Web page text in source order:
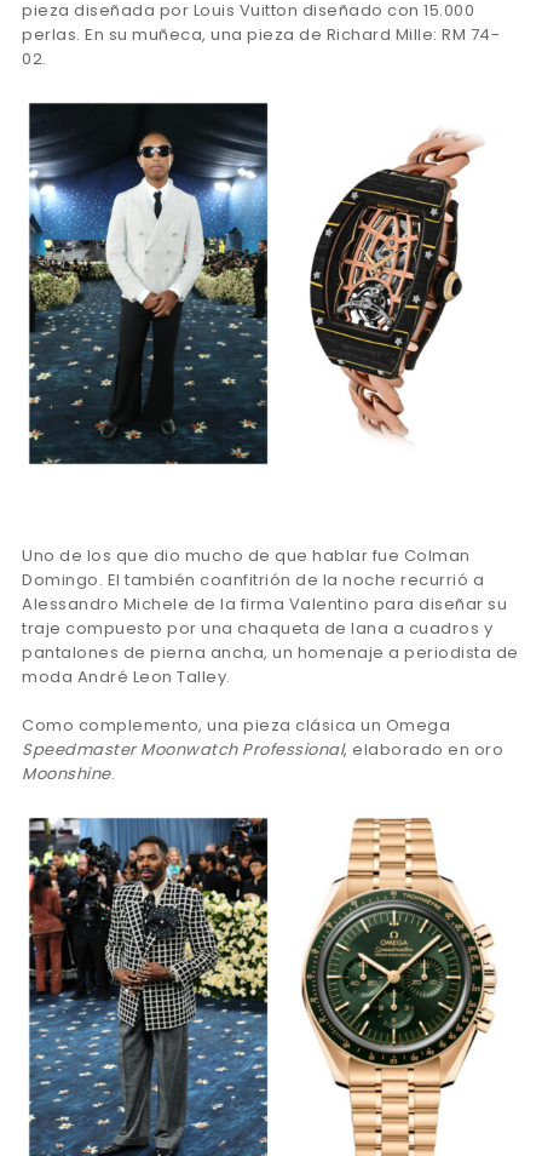
pieza diseñada por Louis Vuitton diseñado con 15.000
perlas. En su muñeca, una pieza de Richard Mille: RM 74-
02.
Uno de los que dio mucho de que hablar fue Colman
Domingo. El también coanfitrión de la noche recurrió a
Alessandro Michele de la firma Valentino para diseñar su
traje compuesto por una chaqueta de lana a cuadros y
pantalones de pierna ancha, un homenaje a periodista de
moda André Leon Talley.
Como complemento, una pieza clásica un Omega
Speedmaster Moonwatch Professional, elaborado en oro
Moonshine.